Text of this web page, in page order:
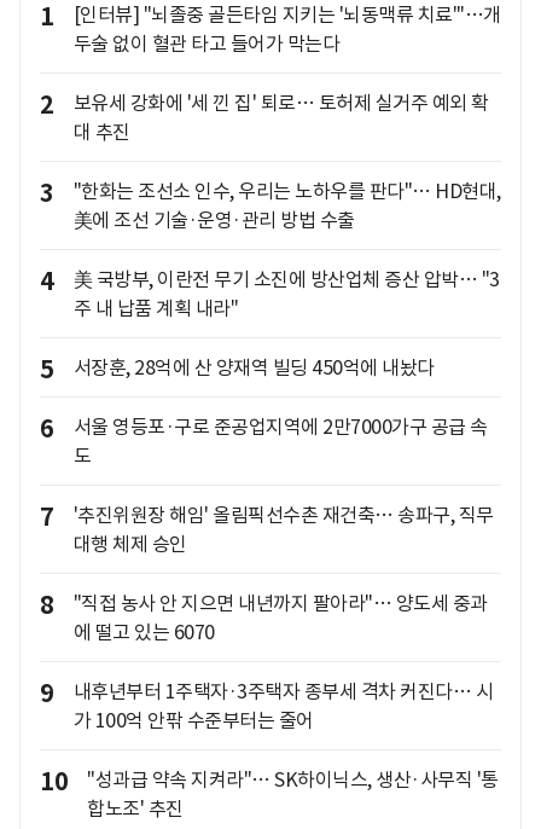
1
[인터뷰] "뇌졸중 골든타임 지키는 '뇌동맥류 치료'"…개
두술 없이 혈관 타고 들어가 막는다
2
보유세 강화에 '세 낀 집' 퇴로… 토허제 실거주 예외 확
대 추진
3
"한화는 조선소 인수, 우리는 노하우를 판다"… HD현대,
美에 조선 기술·운영·관리 방법 수출
4
美 국방부, 이란전 무기 소진에 방산업체 증산 압박… "3
주 내 납품 계획 내라"
5 서장훈, 28억에 산 양재역 빌딩 450억에 내놨다
6
서울 영등포·구로 준공업지역에 2만7000가구 공급 속
도
7
'추진위원장 해임' 올림픽선수촌 재건축… 송파구, 직무
대행 체제 승인
8
"직접 농사 안 지으면 내년까지 팔아라"… 양도세 중과
에 떨고 있는 6070
9
내후년부터 1주택자·3주택자 종부세 격차 커진다… 시
가 100억 안팎 수준부터는 줄어
10
"성과급 약속 지켜라"… SK하이닉스, 생산·사무직 '통
합노조' 추진